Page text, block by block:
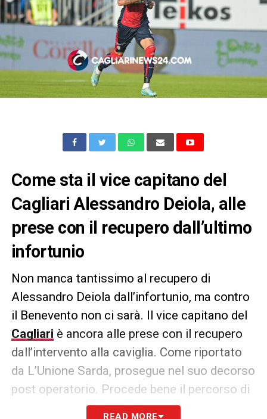
Come sta il vice capitano del
Cagliari Alessandro Deiola, alle
prese con il recupero dall’ultimo
infortunio
Non manca tantissimo al recupero di
Alessandro Deiola dall’infortunio, ma contro
il Benevento non ci sarà. Il vice capitano del
Cagliari è ancora alle prese con il recupero
dall’intervento alla caviglia. Come riportato
da L’Unione Sarda, prosegue nel suo decorso
post operatorio. Procede bene il percorso di
riabilitazione del centrocampista e febbraio
READ MORE